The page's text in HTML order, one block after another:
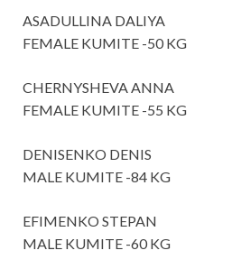
ASADULLINA DALIYA
FEMALE KUMITE -50 KG
CHERNYSHEVA ANNA
FEMALE KUMITE -55 KG
DENISENKO DENIS
MALE KUMITE -84 KG
EFIMENKO STEPAN
MALE KUMITE -60 KG